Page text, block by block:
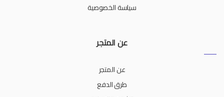
سياسة الخصوصية
عن المتجر
عن المتجر
طرق الدفع